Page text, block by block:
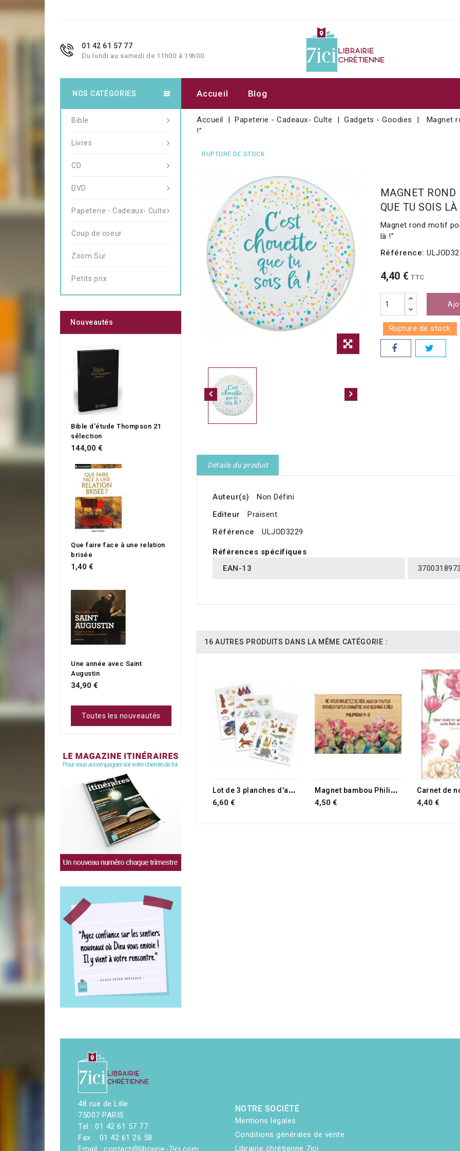
01 42 61 57 77
Du lundi au samedi de 11h00 à 19h00
Accueil Blog
Accueil Papeterie - Cadeaux- Culte Gadgets - Goodies
Magnet
!"
RUPTURE DE STOCK
MAGNET
QUE TU SOIS LÀ
Magnet rond motif
là !"
Référence:
4,40 € TTC
Rupture de stock
Détails du produit
Auteur(s)
Non Défini
Editeur
Praisent
Référence
ULJOD3229
Références spécifiques
EAN-13
16 AUTRES PRODUITS DANS LA MÊME CATÉGORIE :
L
ot de 3 planches d'autocollants - motifs enfants
6,60 €
M
agnet bambou Philippiens 4.6
4,50 € 4,40 €
NOS CATÉGORIES
Bible
Livres
CD
DVD
Papeterie - Cadeaux- Culte
Coup de coeur
Zoom Sur
Petits prix
Nouveautés
Bible d'étude Thompson 21
sélection
144,00 €
Que faire face à une relation
brisée
1,40 €
Une année avec Saint
Augustin
34,90 €
Toutes les nouveautés
48 rue de Lille
75007 PARIS
Tel : 01 42 61 57 77
Fax : 01 42 61 26 58
Email : contact@librairie-7ici.com
NOTRE SOCIÉTÉ
Mentions légales
Conditions générales de vente
Librairie chrétienne 7ici